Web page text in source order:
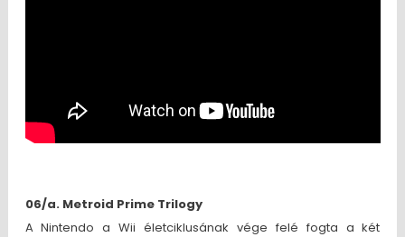
06/a. Metroid Prime Trilogy
A Nintendo a Wii életciklusának vége felé fogta a két